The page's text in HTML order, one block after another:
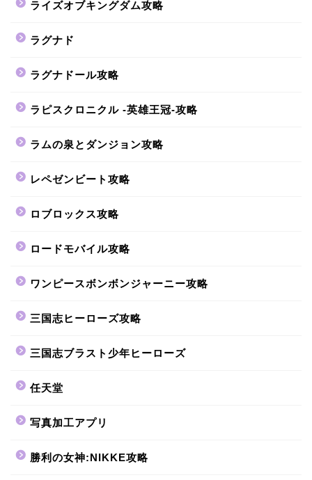
ライズオブキングダム攻略
ラグナド
ラグナドール攻略
ラピスクロニクル -英雄王冠-攻略
ラムの泉とダンジョン攻略
レペゼンビート攻略
ロブロックス攻略
ロードモバイル攻略
ワンピースボンボンジャーニー攻略
三国志ヒーローズ攻略
三国志ブラスト少年ヒーローズ
任天堂
写真加工アプリ
勝利の女神:NIKKE攻略